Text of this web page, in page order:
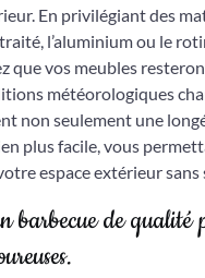
En privilégiant des
l’aluminium ou le
que vos meubles
météorologiques
non seulement une
plus facile, vous
espace extérieur sans
barbecue de qualité